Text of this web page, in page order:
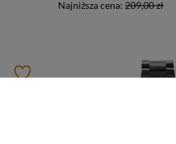
Najniższa cena: 209,00 zł